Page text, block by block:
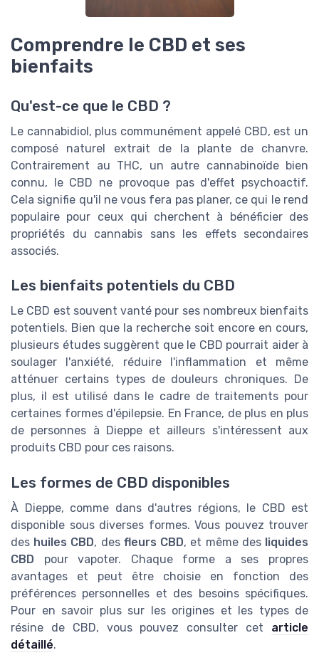
Comprendre le CBD et ses
bienfaits
Qu'est-ce que le CBD ?
Le cannabidiol, plus communément appelé CBD, est un
composé naturel extrait de la plante de chanvre.
Contrairement au THC, un autre cannabinoïde bien
connu, le CBD ne provoque pas d'effet psychoactif.
Cela signifie qu'il ne vous fera pas planer, ce qui le rend
populaire pour ceux qui cherchent à bénéficier des
propriétés du cannabis sans les effets secondaires
associés.
Les bienfaits potentiels du CBD
Le CBD est souvent vanté pour ses nombreux bienfaits
potentiels. Bien que la recherche soit encore en cours,
plusieurs études suggèrent que le CBD pourrait aider à
soulager l'anxiété, réduire l'inflammation et même
atténuer certains types de douleurs chroniques. De
plus, il est utilisé dans le cadre de traitements pour
certaines formes d'épilepsie. En France, de plus en plus
de personnes à Dieppe et ailleurs s'intéressent aux
produits CBD pour ces raisons.
Les formes de CBD disponibles
À Dieppe, comme dans d'autres régions, le CBD est
disponible sous diverses formes. Vous pouvez trouver
des huiles CBD, des fleurs CBD, et même des liquides
CBD pour vapoter. Chaque forme a ses propres
avantages et peut être choisie en fonction des
préférences personnelles et des besoins spécifiques.
Pour en savoir plus sur les origines et les types de
résine de CBD, vous pouvez consulter cet article
détaillé.